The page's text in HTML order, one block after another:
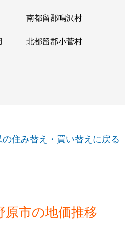
南都留郡鳴沢村
北都留郡小菅村
の住み替え・買い替えに戻る
原市の地価推移